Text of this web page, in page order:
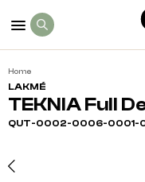
Home
LAKMÉ
TEKNIA Full
QUT-0002-0006-0001-